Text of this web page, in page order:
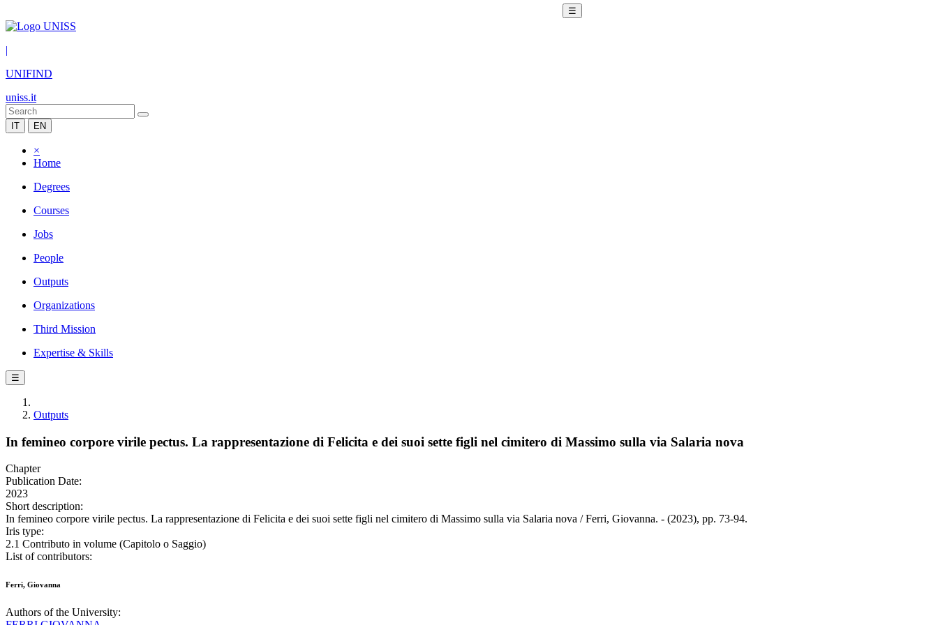
☰
|
UNIFIND
uniss.it
IT EN
×
Home
Degrees
Courses
Jobs
People
Outputs
Organizations
Third Mission
Expertise & Skills
☰
Outputs
In femineo corpore virile pectus. La rappresentazione di Felicita e dei suoi sette figli nel cimitero di Massimo sulla via Salaria nova
Chapter
Publication Date:
2023
Short description:
In femineo corpore virile pectus. La rappresentazione di Felicita e dei suoi sette figli nel cimitero di Massimo sulla via Salaria nova / Ferri, Giovanna. - (2023), pp. 73-94.
Iris type:
2.1 Contributo in volume (Capitolo o Saggio)
List of contributors:
Ferri, Giovanna
Authors of the University: